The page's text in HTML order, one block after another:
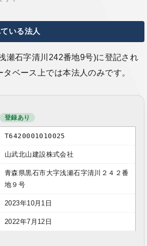
いる法人
瀬石字清川242番地9号)に登記され
ベース上では本法人のみです。
登録あり
T6420001010025
山武北山建設株式会社
青森県黒石市大字浅瀬石字清川２４２番
地９号
2023年10月1日
2022年7月12日